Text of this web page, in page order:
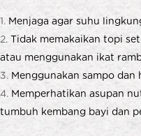
Menjaga agar suhu
Tidak memakaikan topi
atau menggunakan ikat
Menggunakan sampo dan
Memperhatikan asupan
tumbuh kembang bayi dan